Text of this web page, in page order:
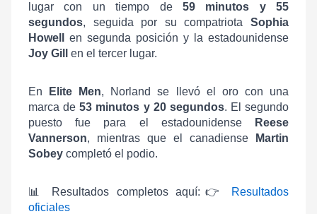
lugar con un tiempo de 59 minutos y 55
segundos, seguida por su compatriota Sophia
Howell
en segunda posición y la estadounidense
Joy Gill
en el tercer lugar.
En Elite Men, Norland se llevó el oro con una
marca de53 minutos y 20 segundos. El segundo
puesto fue para el estadounidense
Reese
Vannerson, mientras que el canadiense
Martin
Sobey completó el podio.
📊 Resultados completos aquí: 👉
Resultados
oficiales